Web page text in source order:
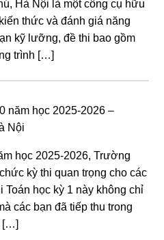
Hà Nội là một công cụ hữu
thức và đánh giá năng
kỹ lưỡng, đề thi bao gồm
trình […]
năm học 2025-2026 –
Nội
học 2025-2026, Trường
kỳ thi quan trọng cho các
học kỳ 1 này không chỉ
các bạn đã tiếp thu trong
[…]